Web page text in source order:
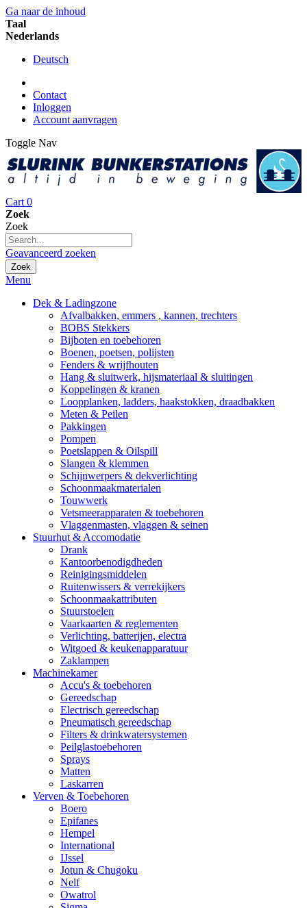
Ga naar de inhoud
Taal
Nederlands
Deutsch
Contact
Inloggen
Account aanvragen
Toggle Nav
Cart 0
Zoek
Zoek
Geavanceerd zoeken
Zoek
Menu
Dek & Ladingzone
Afvalbakken, emmers , kannen, trechters
BOBS Stekkers
Bijboten en toebehoren
Boenen, poetsen, polijsten
Fenders & wrijfhouten
Hang & sluitwerk, hijsmateriaal & sluitingen
Koppelingen & kranen
Loopplanken, ladders, haakstokken, draadbakken
Meten & Peilen
Pakkingen
Pompen
Poetslappen & Oilspill
Slangen & klemmen
Schijnwerpers & dekverlichting
Schoonmaakmaterialen
Touwwerk
Vetsmeerapparaten & toebehoren
Vlaggenmasten, vlaggen & seinen
Stuurhut & Accomodatie
Drank
Kantoorbenodigdheden
Reinigingsmiddelen
Ruitenwissers & verrekijkers
Schoonmaakattributen
Stuurstoelen
Vaarkaarten & reglementen
Verlichting, batterijen, electra
Witgoed & keukenapparatuur
Zaklampen
Machinekamer
Accu's & toebehoren
Gereedschap
Electrisch gereedschap
Pneumatisch gereedschap
Filters & drinkwatersystemen
Peilglastoebehoren
Sprays
Matten
Laskarren
Verven & Toebehoren
Boero
Epifanes
Hempel
International
IJssel
Jotun & Chugoku
Nelf
Owatrol